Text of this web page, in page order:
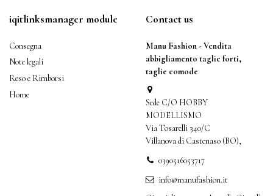
iqitlinksmanager module
Consegna
Note legali
Reso e Rimborsi
Home
Contact us
Manu Fashion - Vendita
abbigliamento taglie forti,
taglie comode
Sede C/O HOBBY
MODELLISMO
Via Tosarelli 340/C
Villanova di Castenaso (BO),
0390516053717
info@manufashion.it